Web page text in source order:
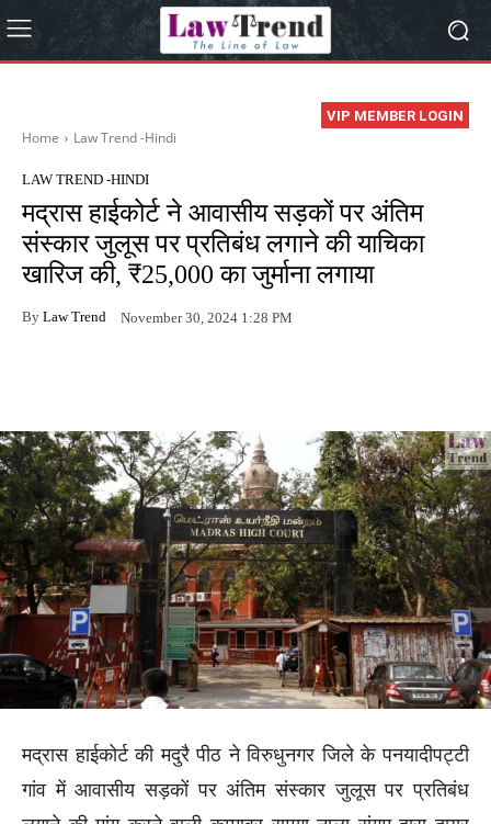
VIP MEMBER LOGIN
Home Law Trend -Hindi
LAW TREND -HINDI
मद्रास हाईकोर्ट ने आवासीय सड़कों पर अंतिम
संस्कार जुलूस पर प्रतिबंध लगाने की याचिका
खारिज की, ₹25,000 का जुर्माना लगाया
By Law Trend November 30, 2024 1:28 PM
मद्रास हाईकोर्ट की मदुरै पीठ ने विरुधुनगर जिले के पनयादीपट्टी
गांव में आवासीय सड़कों पर अंतिम संस्कार जुलूस पर प्रतिबंध